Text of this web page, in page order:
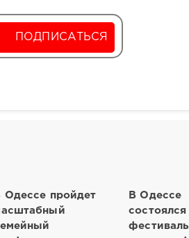
ПОДПИСАТЬСЯ
Одессе пройдет
В Одессе
состоялся
фестиваль